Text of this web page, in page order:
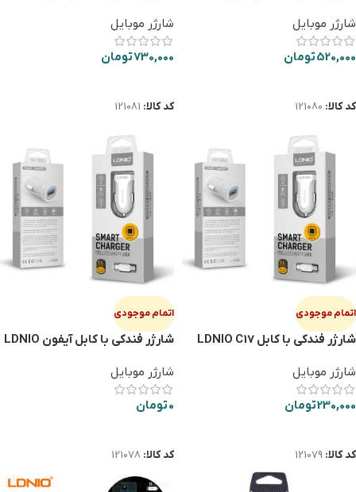
شارژر موبایل
520,000تومان
کد کالا: 121080
شارژر موبایل
730,000تومان
کد کالا: 121081
اتمام موجودی
شارژر فندكي با كابل LDNIO C17
شارژر موبایل
230,000تومان
کد کالا: 121079
اتمام موجودی
شارژر فندكي با كابل آيفون LDNIO
شارژر موبایل
0تومان
کد کالا: 121078